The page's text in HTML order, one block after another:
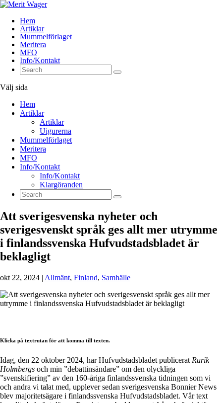
Hem
Artiklar
Mummelförlaget
Meritera
MFO
Info/Kontakt
Välj sida
Hem
Artiklar
Artiklar
Uigurerna
Mummelförlaget
Meritera
MFO
Info/Kontakt
Info/Kontakt
Klargöranden
Att sverigesvenska nyheter och
sverigesvenskt språk ges allt mer utrymme
i finlandssvenska Hufvudstadsbladet är
beklagligt
okt 22, 2024 | Allmänt, Finland, Samhälle
Klicka på textrutan för att komma till texten.
Idag, den 22 oktober 2024, har Hufvudstadsbladet publicerat Rurik
Holmbergs och min ”debattinsändare” om den olyckliga
”svenskifiering” av den 160-åriga finlandssvenska tidningen som vi
och andra vi talat med, upplever sedan sverigesvenska Bonnier News
blev majoritetsägare i finlandssvenska Hufvudstadsbladet. Vår text